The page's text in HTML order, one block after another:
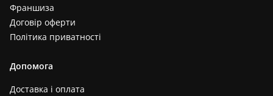
Франшиза
Договір оферти
Політика приватності
Допомога
Доставка і оплата